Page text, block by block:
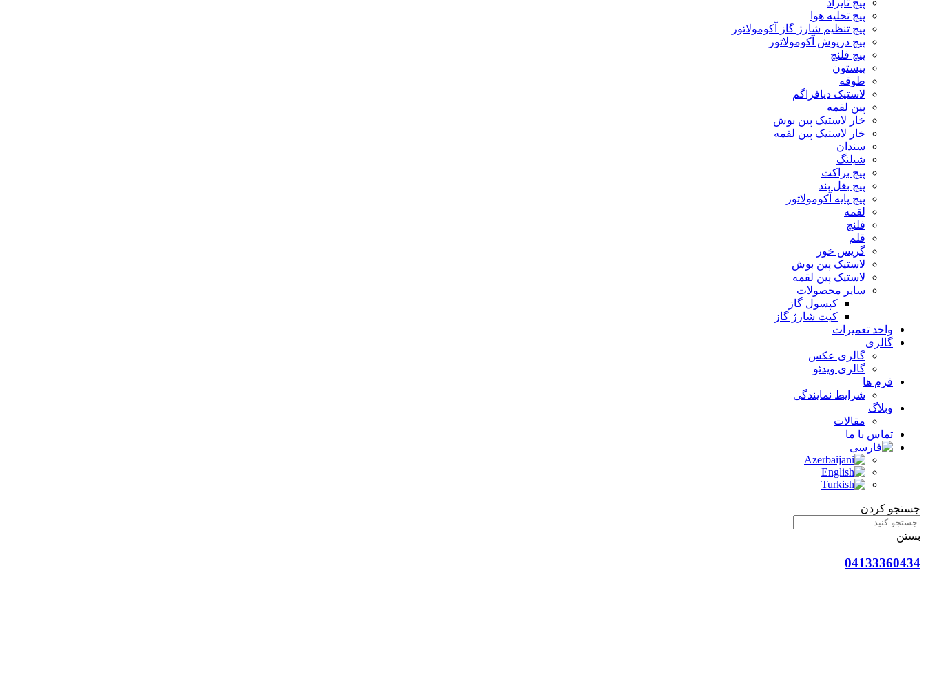
پیچ تایراد
پیچ تخلیه هوا
پیچ تنظیم شارژ گاز آکومولاتور
پیچ درپوش آکومولاتور
پیچ فلنچ
پیستون
طوقه
لاستیک دیافراگم
پین لقمه
خار لاستیک پین بوش
خار لاستیک پین لقمه
سندان
شیلنگ
پیچ براکت
پیچ بغل بند
پیچ پایه آکومولاتور
لقمه
فلنچ
قلم
گریس خور
لاستیک پین بوش
لاستیک پین لقمه
سایر محصولات
کپسول گاز
کیت شارژ گاز
واحد تعمیرات
گالری
گالری عکس
گالری ویدئو
فرم ها
شرایط نمایندگی
وبلاگ
مقالات
تماس با ما
جستجو کردن
بستن
04133360434